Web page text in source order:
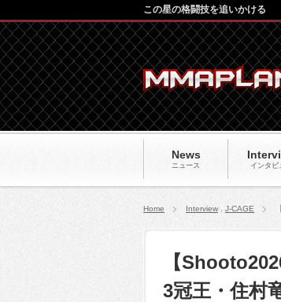
News
ニュース インタビ
この星の格闘技を追いかける
Home Interview J-CAGE
【
3冠王・住村